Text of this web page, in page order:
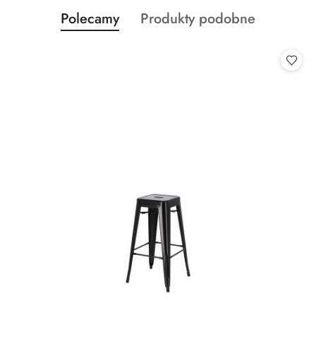
Pomiń karuzelę produktów
Produkty
o
Polecamy
Produkty
Produkty podobne